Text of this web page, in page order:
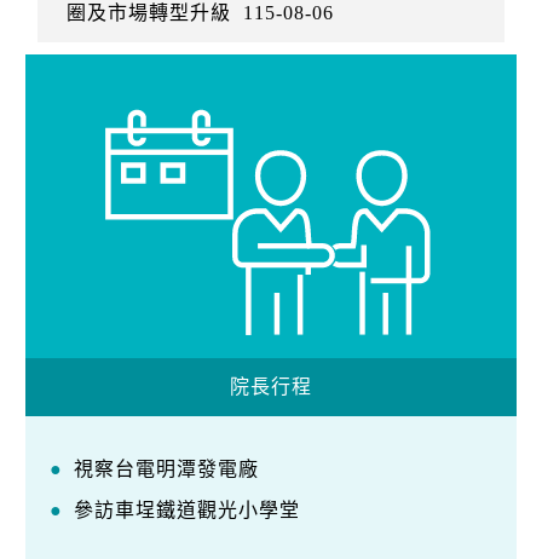
圈及市場轉型升級
115-08-06
院長行程
視察台電明潭發電廠
參訪車埕鐵道觀光小學堂